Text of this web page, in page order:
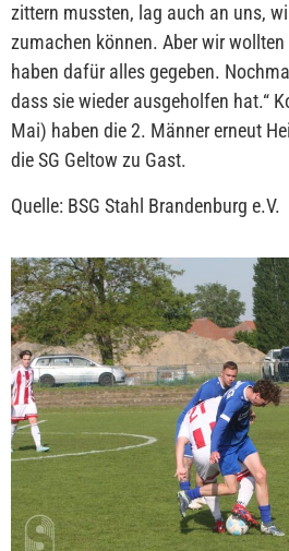
zittern mussten, lag auch an uns,
zumachen können. Aber wir wollten
haben dafür alles gegeben.
dass sie wieder ausgeholfen hat.“
Mai) haben die 2. Männer erneut
die SG Geltow zu Gast.
Quelle: BSG Stahl Brandenburg e.V.